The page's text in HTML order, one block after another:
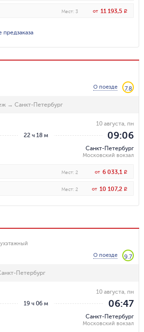
Мест: 3 от 11 193,5 R
О поезде 7.8
→ Санкт-Петербург
22 ч 18 м
10 августа, пн
09:06
Санкт-Петербург
Московский вокзал
Мест: 2 от 6 033,1 R
Мест: 2 от 10 107,2 R
О поезде 9.7
Петербург
19 ч 06 м
10 августа, пн
06:47
Санкт-Петербург
Московский вокзал